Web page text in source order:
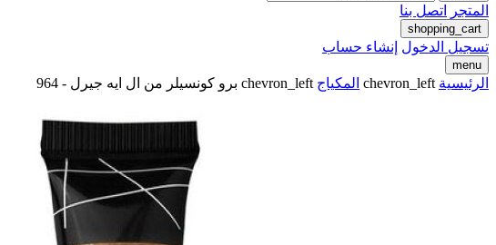
المتجر اتصل بنا
shopping_cart
تسجيل الدخول إنشاء حساب
menu
الرئيسية chevron_left المكياج chevron_left برو كونسيلر من ال ايه جيرل - 964